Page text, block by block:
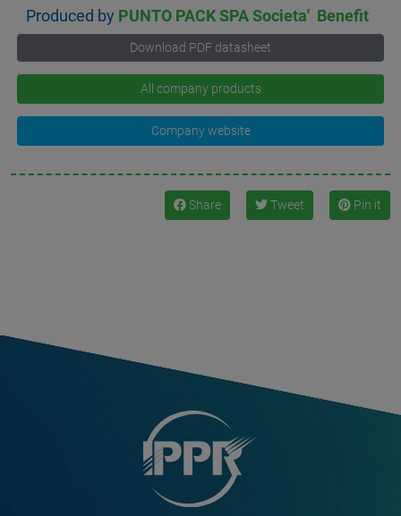
Produced by PUNTO PACK SPA Societa' Benefit
Download PDF datasheet
All company products
Company website
Share Tweet Pin it